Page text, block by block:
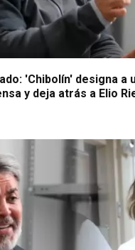
'Chibolín' designa a
y deja atrás a Elio